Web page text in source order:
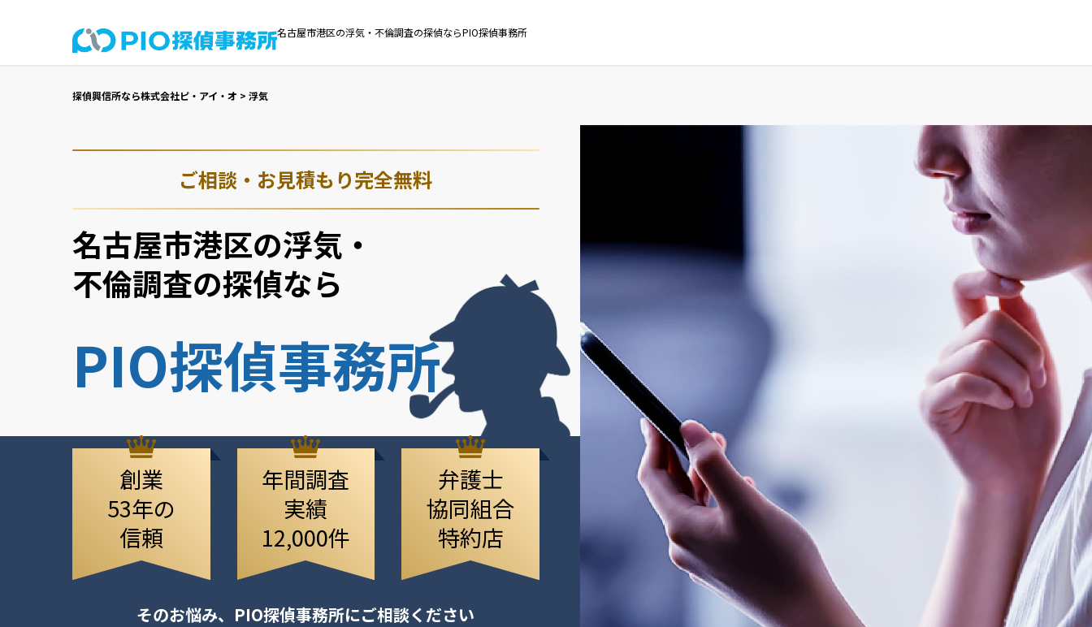
名古屋市港区の浮気・不倫調査の探偵ならPIO探偵事務所
探偵興信所なら株式会社ピ・アイ・オ > 浮気
ご相談・お見積もり完全無料
名古屋市港区の浮気・
不倫調査の探偵なら
PIO探偵事務所
創業
53年の
信頼
年間調査
実績
12,000件
弁護士
協同組合
特約店
そのお悩み、 PIO探偵事務所にご相談ください